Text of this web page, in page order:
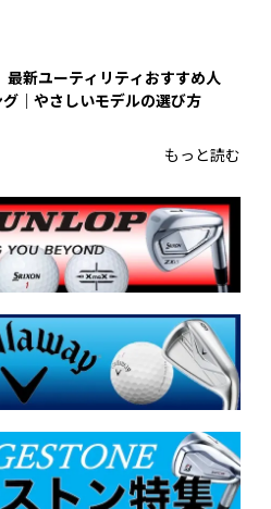
最新ユーティリティおすすめ人
｜やさしいモデルの選び方
もっと読む